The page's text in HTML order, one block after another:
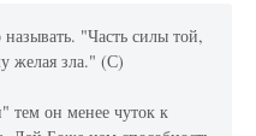
"Часть силы той,
желая зла." (С)
тем он менее чуток к